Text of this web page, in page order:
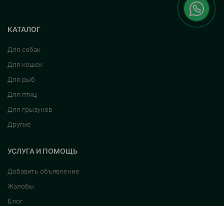
КАТАЛОГ
Для собак
Для кошек
Для рыб
Для птиц
Для грызунов
Другие
УСЛУГА И ПОМОЩЬ
Добавить объявление
Жалобы
Блог